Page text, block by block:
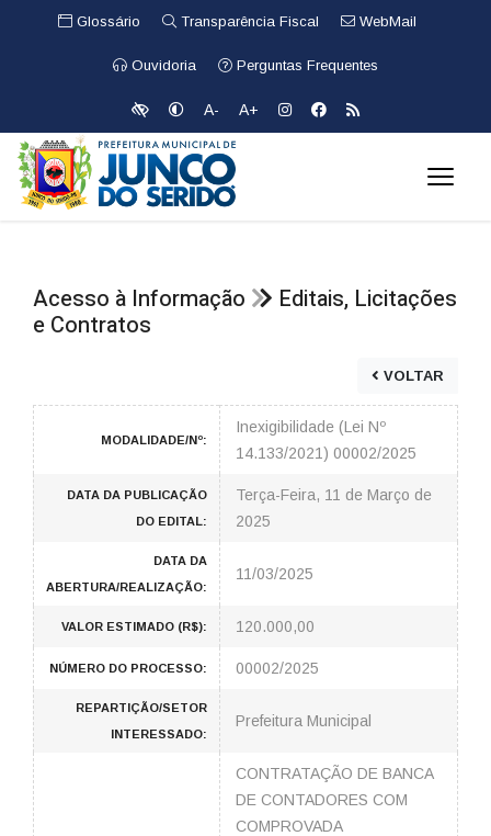
Glossário Transparência Fiscal WebMail
Ouvidoria Perguntas Frequentes
A- A+
Acesso à Informação
Editais, Licitações
e Contratos
VOLTAR
MODALIDADE/Nº:
Inexigibilidade (Lei Nº
14.133/2021) 00002/2025
DATA DA PUBLICAÇÃO
DO EDITAL:
Terça-Feira, 11 de Março de
2025
DATA DA
ABERTURA/REALIZAÇÃO:
11/03/2025
VALOR ESTIMADO (R$): 120.000,00
NÚMERO DO PROCESSO: 00002/2025
REPARTIÇÃO/SETOR
INTERESSADO:
Prefeitura Municipal
CONTRATAÇÃO DE BANCA
DE CONTADORES COM
COMPROVADA